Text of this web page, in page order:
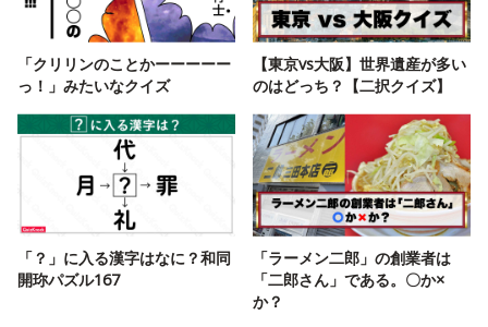
「クリリンのことかーーーーー
っ！」みたいなクイズ
【東京vs大阪】世界遺産が多い
のはどっち？【二択クイズ】
「？」に入る漢字はなに？和同
開珎パズル167
「ラーメン二郎」の創業者は
「二郎さん」である。〇か×
か？